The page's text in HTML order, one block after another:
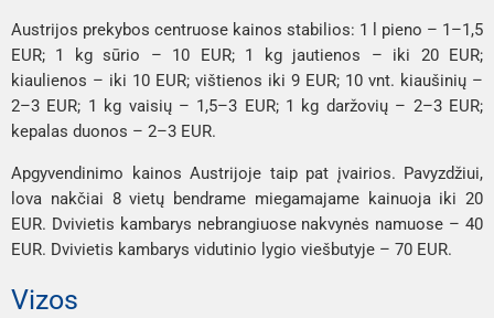
Austrijos prekybos centruose kainos stabilios: 1 l pieno – 1–1,5
EUR; 1 kg sūrio – 10 EUR; 1 kg jautienos – iki 20 EUR;
kiaulienos – iki 10 EUR; vištienos iki 9 EUR; 10 vnt. kiaušinių –
2–3 EUR; 1 kg vaisių – 1,5–3 EUR; 1 kg daržovių – 2–3 EUR;
kepalas duonos – 2–3 EUR.
Apgyvendinimo kainos Austrijoje taip pat įvairios. Pavyzdžiui,
lova nakčiai 8 vietų bendrame miegamajame kainuoja iki 20
EUR. Dvivietis kambarys nebrangiuose nakvynės namuose – 40
EUR. Dvivietis kambarys vidutinio lygio viešbutyje – 70 EUR.
Vizos